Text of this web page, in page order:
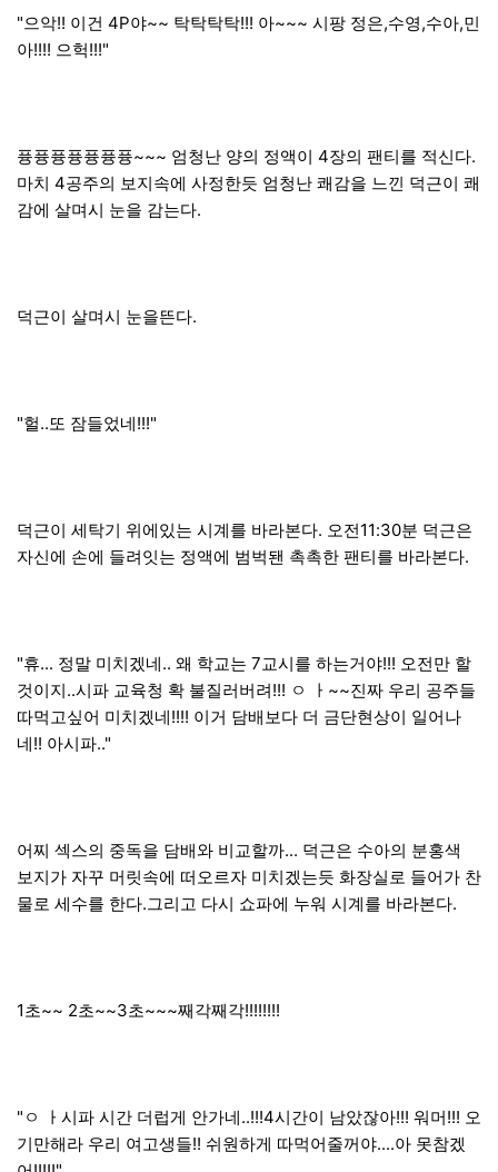
"으악!! 이건 4P야~~ 탁탁탁탁!!! 아~~~ 시팡 정은,수영,수아,민
아!!!! 으헉!!!"
퓽퓽퓽퓽퓽퓽퓽~~~ 엄청난 양의 정액이 4장의 팬티를 적신다.
마치 4공주의 보지속에 사정한듯 엄청난 쾌감을 느낀 덕근이 쾌
감에 살며시 눈을 감는다.
덕근이 살며시 눈을뜬다.
"헐..또 잠들었네!!!"
덕근이 세탁기 위에있는 시계를 바라본다. 오전11:30분 덕근은
자신에 손에 들려잇는 정액에 범벅됀 촉촉한 팬티를 바라본다.
"휴... 정말 미치겠네.. 왜 학교는 7교시를 하는거야!!! 오전만 할
것이지..시파 교육청 확 불질러버려!!! ㅇ ㅏ~~진짜 우리 공주들
따먹고싶어 미치겠네!!!! 이거 담배보다 더 금단현상이 일어나
네!! 아시파.."
어찌 섹스의 중독을 담배와 비교할까... 덕근은 수아의 분홍색
보지가 자꾸 머릿속에 떠오르자 미치겠는듯 화장실로 들어가 찬
물로 세수를 한다.그리고 다시 쇼파에 누워 시계를 바라본다.
1초~~ 2초~~3초~~~째각째각!!!!!!!!
"ㅇ ㅏ시파 시간 더럽게 안가네..!!!4시간이 남았잖아!!! 워머!!! 오
기만해라 우리 여고생들!! 쉬원하게 따먹어줄꺼야....아 못참겠